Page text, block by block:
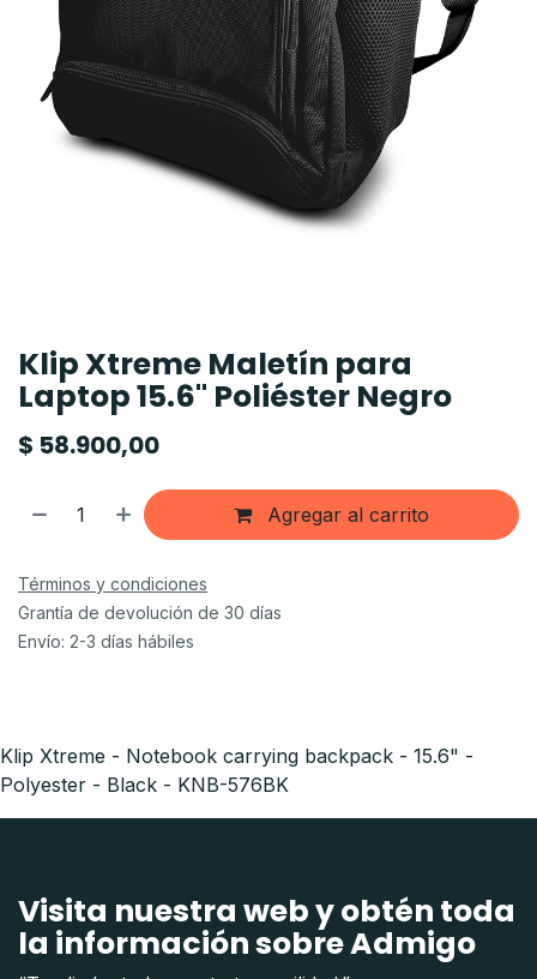
Klip Xtreme Maletín para
Laptop 15.6" Poliéster Negro
$ 58.900,00
Agregar al carrito
Términos y condiciones
Grantía de devolución de 30 días
Envío: 2-3 días hábiles
Klip Xtreme - Notebook carrying backpack - 15.6" -
Polyester - Black - KNB-576BK
Visita nuestra web y obtén toda
la información sobre Admigo